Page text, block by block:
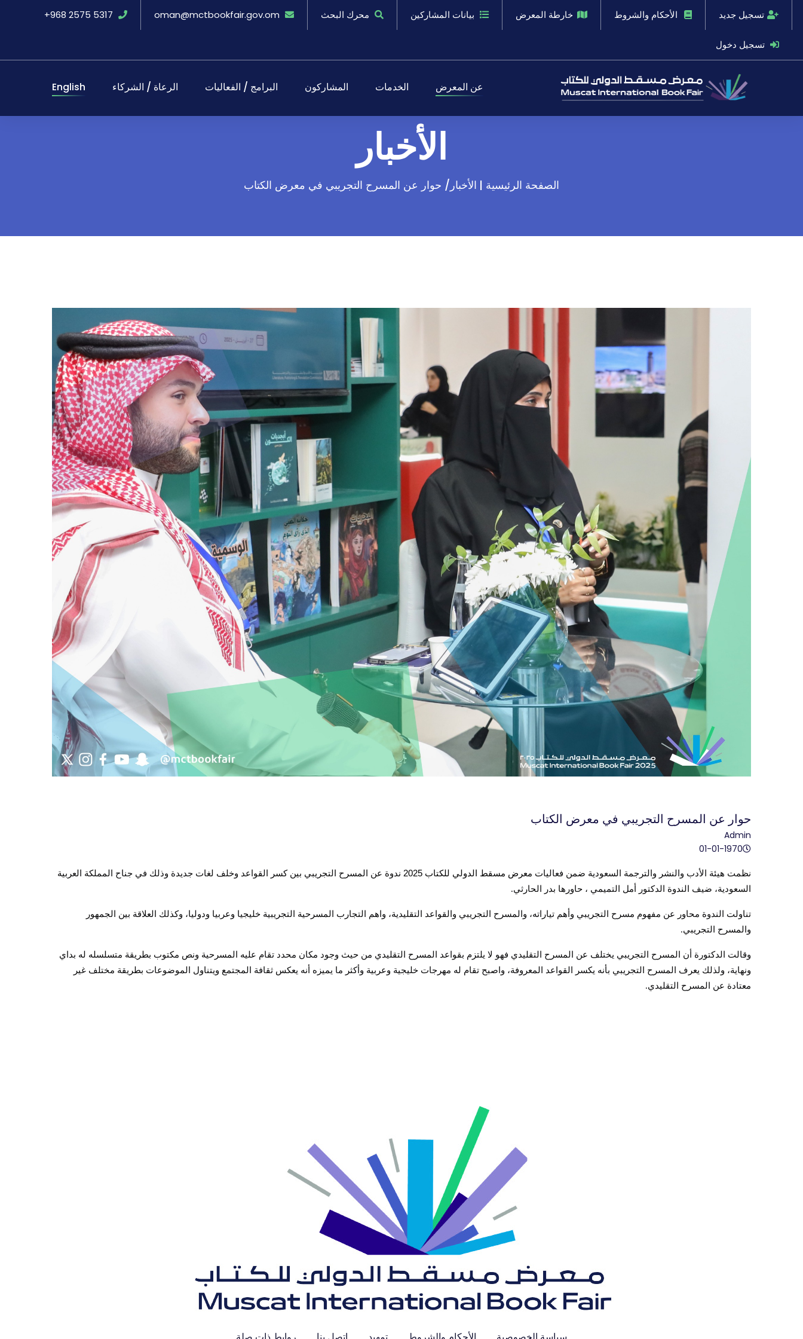
+968 2575 5317 oman@mctbookfair.gov.om محرك البحث بيانات المشاركين خارطة المعرض الأحكام والشروط تسجيل جديد
تسجيل دخول
عن المعرض الخدمات المشاركون البرامج / الفعاليات الرعاة / الشركاء English
الأخبار
الصفحة الرئيسية | الأخبار/ حوار عن المسرح التجريبي في معرض الكتاب
حوار عن المسرح التجريبي في معرض الكتاب
Admin
01-01-1970
نظمت هيئة الأدب والنشر والترجمة السعودية ضمن فعاليات معرض مسقط الدولي للكتاب 2025 ندوة عن المسرح التجريبي بين كسر القواعد وخلف لغات جديدة وذلك في جناح المملكة العربية
السعودية، ضيف الندوة الدكتور أمل التميمي ، حاورها بدر الحارثي.
تناولت الندوة محاور عن مفهوم مسرح التجريبي وأهم تياراته، والمسرح التجريبي والقواعد التقليدية، واهم التجارب المسرحية التجريبية خليجيا وعربيا ودوليا، وكذلك العلاقة بين الجمهور
والمسرح التجريبي.
وقالت الدكتورة أن المسرح التجريبي يختلف عن المسرح التقليدي فهو لا يلتزم بقواعد المسرح التقليدي من حيث وجود مكان محدد تقام عليه المسرحية ونص مكتوب بطريقة متسلسله له بداي
ونهاية، ولذلك يعرف المسرح التجريبي بأنه يكسر القواعد المعروفة، واصبح تقام له مهرجات خليجية وعربية وأكثر ما يميزه أنه يعكس ثقافة المجتمع ويتناول الموضوعات بطريقة مختلف غير
معتادة عن المسرح التقليدي.